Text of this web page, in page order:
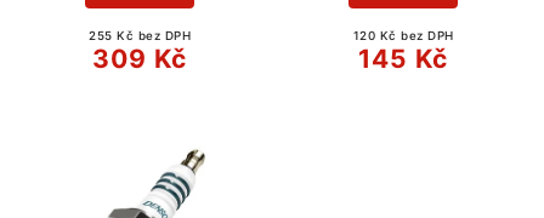
255 Kč bez DPH
309 Kč
120 Kč bez DPH
145 Kč